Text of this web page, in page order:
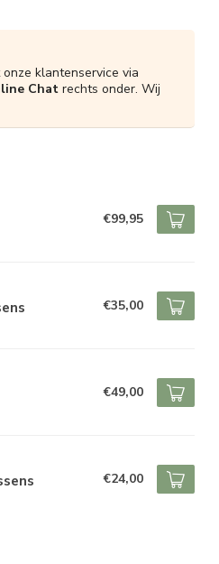
klantenservice via
Chat rechts onder. Wij
€99,95
€35,00
€49,00
€24,00